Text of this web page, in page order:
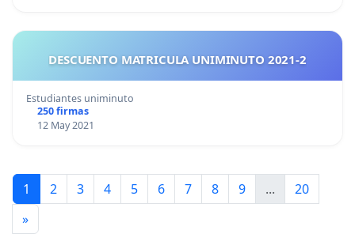
DESCUENTO MATRICULA UNIMINUTO 2021-2
Estudiantes uniminuto
250 firmas
12 May 2021
1 2 3 4 5 6 7 8 9 ...
20
»